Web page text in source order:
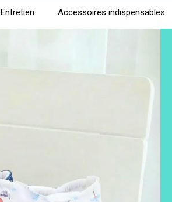
Entretien Accessoires indispensables